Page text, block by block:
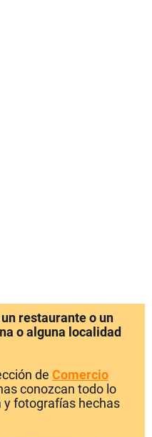
restaurante o un
o alguna localidad
de Comercio
conozcan todo lo
y fotografías hechas